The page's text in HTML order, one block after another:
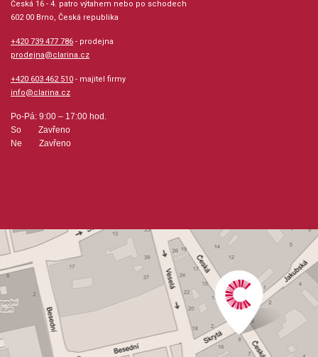
D=středně ploché, vrtání 76
F=extra ploché, vrtání 76*
Vrtání:
24=veliké, tmavé, symfonické
7=Schmitt-vrtání, tmavé
41=brilantní, klade větší odpor
57=živé, dobrá vrchní poloha
25=veliké, otevřené
Podrobnější popis a srovnání s ostatními nátrubky najdete v PDF souboru
přímo od výrobce.
Česká 16 - 4. patro výtahem nebo po schodech
602 00 Brno, Česká republika
+420 739 477 786 - prodejna
prodejna@clarina.cz
+420 603 462 510 - majitel firmy
info@clarina.cz
Po-Pá: 9:00 – 17:00 hod.
So Zavřeno
Ne Zavřeno